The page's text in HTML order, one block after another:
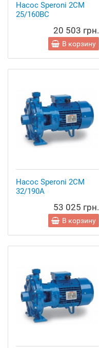
Насос Speroni 2CM
25/160BC
20 503 грн.
В корзину
Насос Speroni 2CM
32/190A
53 025 грн.
В корзину